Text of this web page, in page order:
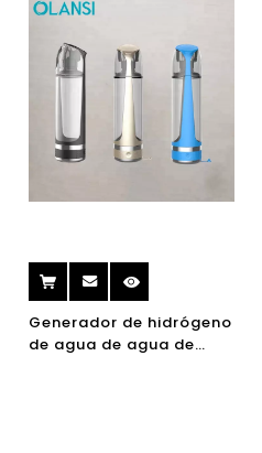
Generador de hidrógeno
de agua de agua de